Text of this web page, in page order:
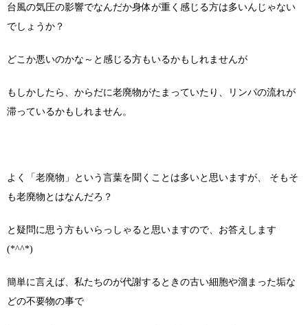
台風の気圧の影響でなんだか身体が重く感じる方は多いんじゃない
でしょうか？
どこか悪いのかな～と感じる方もいるかもしれませんが
もしかしたら、からだに老廃物がたまっていたり、リンパの流れが
滞っているかもしれません。
よく「老廃物」という言葉を聞くことは多いと思いますが、 そもそ
も老廃物とはなんだろ？
と疑問に思う方もいらっしゃると思いますので、お答えします
(*^^*)
簡単に言えば、私たちのが代謝するときの古い細胞や溜まった垢な
どの不要物の事で